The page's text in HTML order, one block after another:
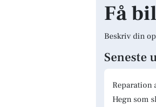
Få
Beskriv din
Seneste
Reparation
Hegn som